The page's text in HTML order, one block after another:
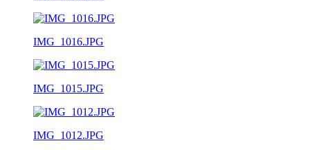
IMG_1016.JPG
IMG_1015.JPG
IMG_1012.JPG